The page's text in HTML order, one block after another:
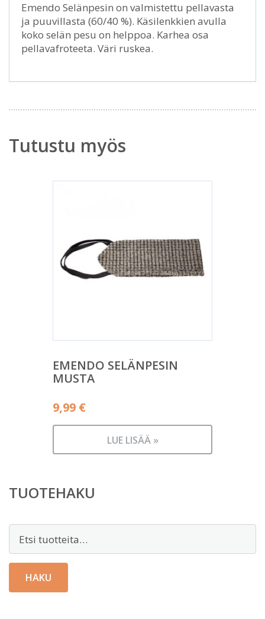
Emendo Selänpesin on valmistettu pellavasta
ja puuvillasta (60/40 %). Käsilenkkien avulla
koko selän pesu on helppoa. Karhea osa
pellavafroteeta. Väri ruskea.
Tutustu myös
EMENDO SELÄNPESIN
MUSTA
9,99 €
LUE LISÄÄ »
TUOTEHAKU
HAKU